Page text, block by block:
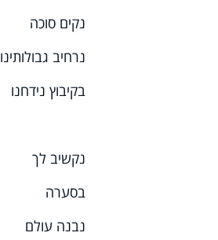
נקים סוכה
נרחיב גבולותינו
בקיבוץ נידחנו
נקשיב לך
בסערה
נבנה עולם